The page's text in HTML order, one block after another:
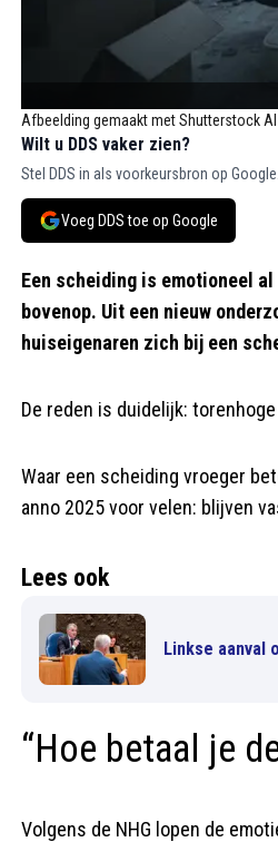
Afbeelding gemaakt met Shutterstock AI
Wilt u DDS vaker zien?
Stel DDS in als voorkeursbron op Google.
Voeg DDS toe op Google
Een scheiding is emotioneel
bovenop. Uit een nieuw
huiseigenaren zich bij een
De reden is duidelijk:
Waar een scheiding vroeger
anno 2025 voor velen: blijven
Lees ook
Linkse aanval
“Hoe betaal je
Volgens de NHG lopen de